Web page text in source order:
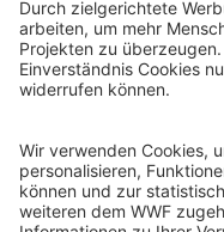
WWF Deutschland
Reinhardtstr. 18
10117 Berlin
Ihre Spende kann
Registriert als Stiftung